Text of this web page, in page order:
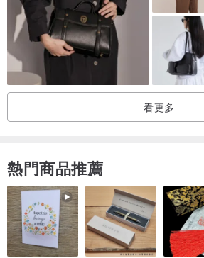
看更多
熱門商品推薦